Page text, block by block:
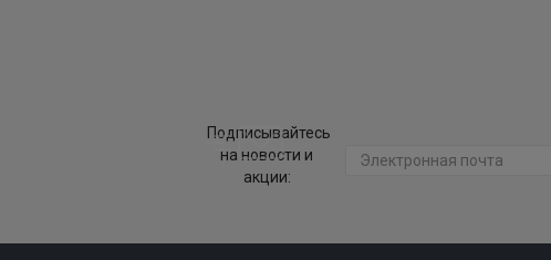
Подписывайтесь
на новости и
акции: